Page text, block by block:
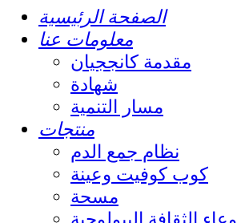
الصفحة الرئيسية
معلومات عنا
مقدمة كانججيان
شهادة
مسار التنمية
منتجات
نظام جمع الدم
كوب كوفيت وعينة
مسحة